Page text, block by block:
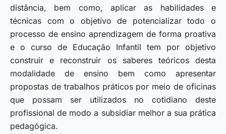
distância, bem como, aplicar as habilidades e
técnicas com o objetivo de potencializar todo o
processo de ensino aprendizagem de forma proativa
e o curso de Educação Infantil tem por objetivo
construir e reconstruir os saberes teóricos desta
modalidade de ensino bem como apresentar
propostas de trabalhos práticos por meio de oficinas
que possam ser utilizados no cotidiano deste
profissional de modo a subsidiar melhor a sua prática
pedagógica.